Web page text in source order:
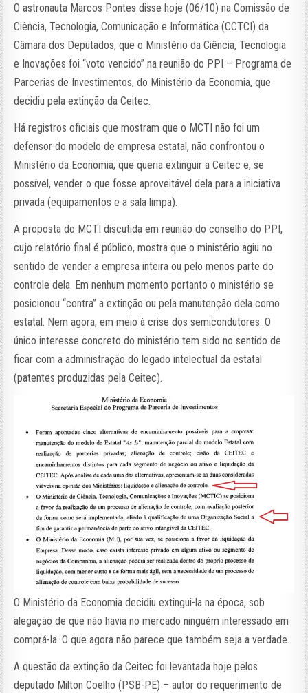
O astronauta Marcos Pontes disse hoje (06/10) na Comissão de
Ciência, Tecnologia, Comunicação e Informática (CCTCI) da
Câmara dos Deputados, que o Ministério da Ciência, Tecnologia
e Inovações foi “voto vencido” na reunião do PPI – Programa de
Parcerias de Investimentos, do Ministério da Economia, que
decidiu pela extinção da Ceitec.
Há registros oficiais que mostram que o MCTI não foi um
defensor do modelo de empresa estatal, não confrontou o
Ministério da Economia, que queria extinguir a Ceitec e, se
possível, vender o que fosse aproveitável dela para a iniciativa
privada (equipamentos e a sala limpa).
A proposta do MCTI discutida em reunião do conselho do PPI,
cujo relatório final é público, mostra que o ministério agiu no
sentido de vender a empresa inteira ou pelo menos parte do
controle dela. Em nenhum momento portanto o ministério se
posicionou “contra” a extinção ou pela manutenção dela como
estatal. Nem agora, em meio à crise dos semicondutores. O
único interesse concreto do ministério tem sido no sentido de
ficar com a administração do legado intelectual da estatal
(patentes produzidas pela Ceitec).
O Ministério da Economia decidiu extingui-la na época, sob
alegação de que não havia no mercado ninguém interessado em
comprá-la. O que agora não parece que também seja a verdade.
A questão da extinção da Ceitec foi levantada hoje pelos
deputado Milton Coelho (PSB-PE) – autor do requerimento de